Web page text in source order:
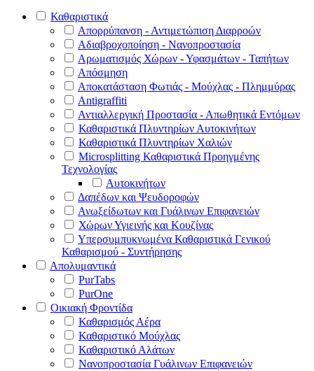
Καθαριστικά
Απορρύπανση - Αντιμετώπιση Διαρροών
Αδιαβροχοποίηση - Νανοπροστασία
Αρωματισμός Χώρων - Υφασμάτων - Ταπήτων
Απόσμηση
Αποκατάσταση Φωτιάς - Μούχλας - Πλημμύρας
Antigraffiti
Αντιαλλεργική Προστασία - Απωθητικά Εντόμων
Καθαριστικά Πλυντηρίων Αυτοκινήτων
Καθαριστικά Πλυντηρίων Χαλιών
Microsplitting Καθαριστικά Προηγμένης
Τεχνολογίας
Αυτοκινήτων
Δαπέδων και Ψευδοροφών
Ανωξείδωτων και Γυάλινων Επιφανειών
Χώρων Υγιεινής και Κουζίνας
Υπερσυμπυκνωμένα Καθαριστικά Γενικού
Καθαρισμού - Συντήρησης
Απολυμαντικά
PurTabs
PurOne
Οικιακή Φροντίδα
Καθαρισμός Αέρα
Καθαριστικό Μούχλας
Καθαριστικό Αλάτων
Νανοπροστασία Γυάλινων Επιφανειών